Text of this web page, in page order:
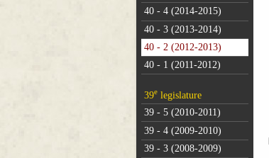
40 - 4 (2014-2015)
40 - 3 (2013-2014)
40 - 2 (2012-2013)
40 - 1 (2011-2012)
39elegislature
39 - 5 (2010-2011)
39 - 4 (2009-2010)
39 - 3 (2008-2009)